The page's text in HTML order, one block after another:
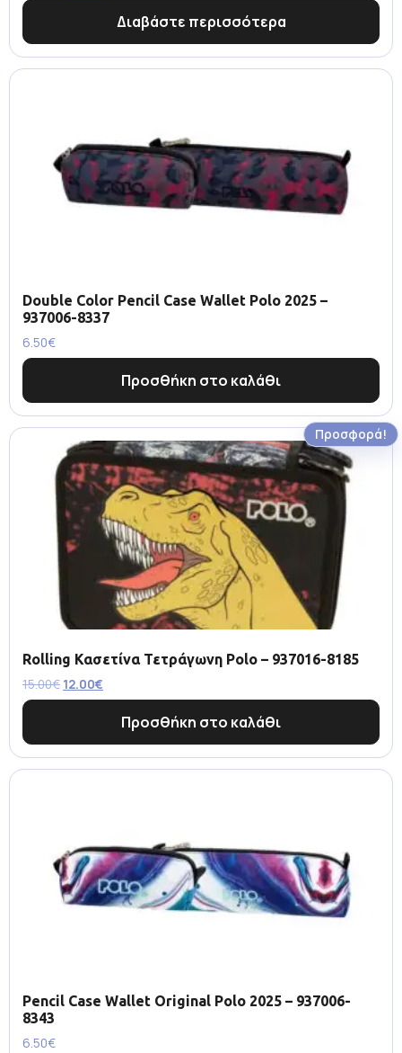
Διαβάστε περισσότερα
Double Color Pencil Case Wallet Polo 2025 –
937006-8337
6.50€
Προσθήκη στο καλάθι
Προσφορά!
Rolling Κασετίνα Τετράγωνη Polo – 937016-8185
15.00€ 12.00€
Προσθήκη στο καλάθι
Pencil Case Wallet Original Polo 2025 – 937006-
8343
6.50€